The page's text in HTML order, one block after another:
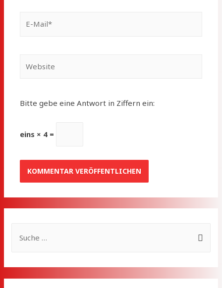
Mail*
Bitte gebe eine Antwort in Ziffern ein:
eins × 4 =